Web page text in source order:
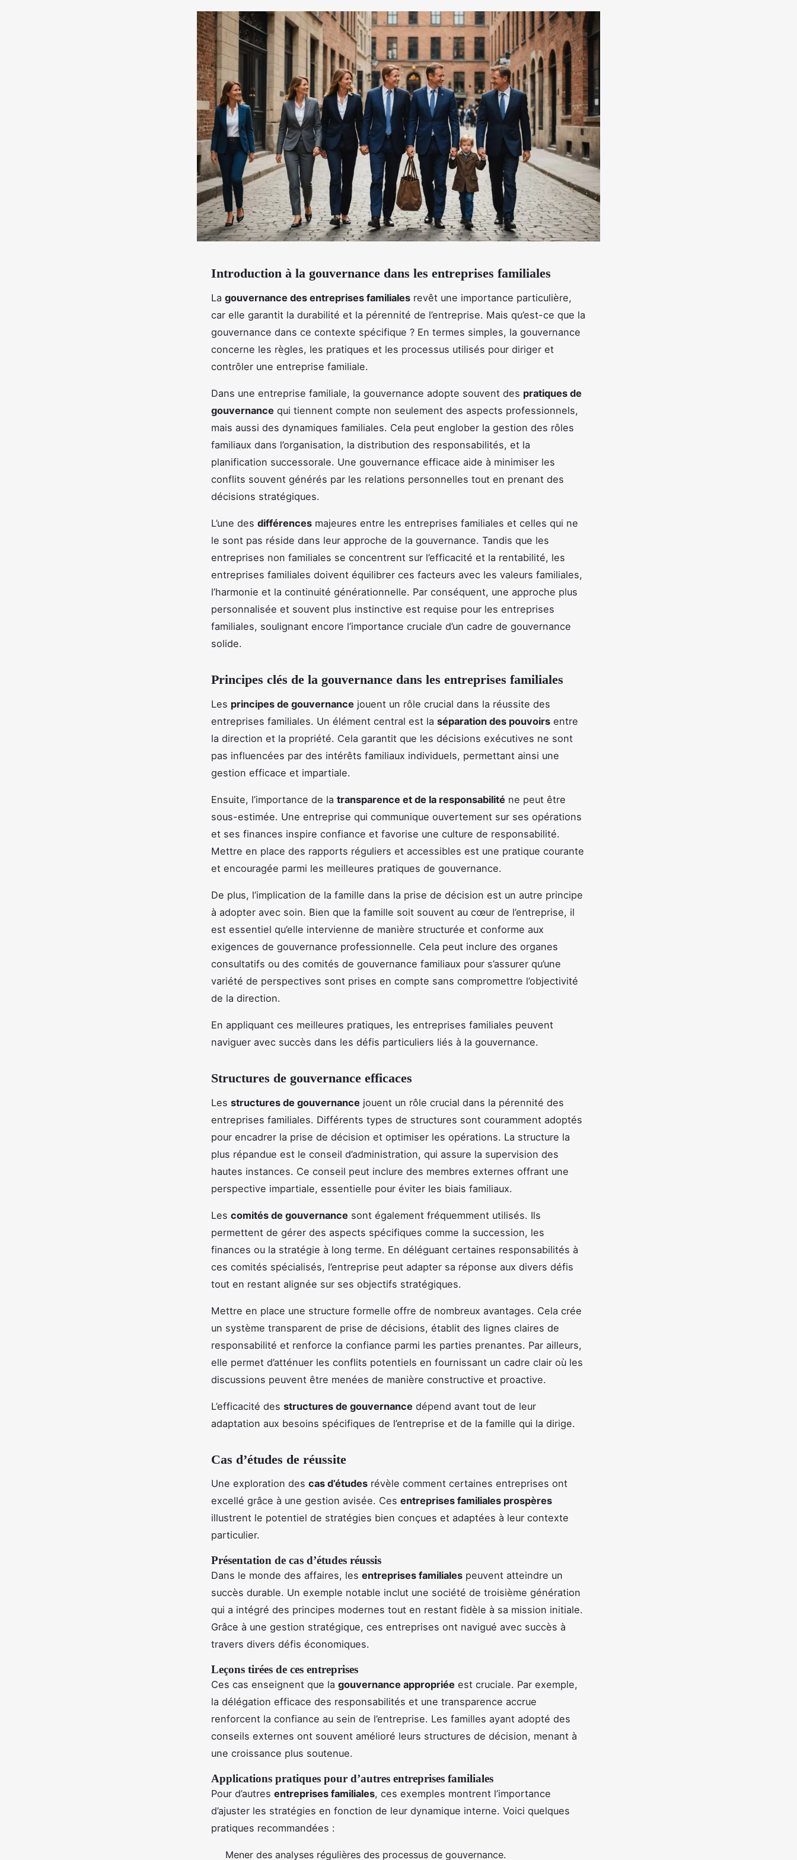
Introduction à la gouvernance dans les entreprises familiales
La gouvernance des entreprises familiales revêt une importance particulière,
car elle garantit la durabilité et la pérennité de l’entreprise. Mais qu’est-ce que la
gouvernance dans ce contexte spécifique ? En termes simples, la gouvernance
concerne les règles, les pratiques et les processus utilisés pour diriger et
contrôler une entreprise familiale.
Dans une entreprise familiale, la gouvernance adopte souvent des pratiques de
gouvernance qui tiennent compte non seulement des aspects professionnels,
mais aussi des dynamiques familiales. Cela peut englober la gestion des rôles
familiaux dans l’organisation, la distribution des responsabilités, et la
planification successorale. Une gouvernance efficace aide à minimiser les
conflits souvent générés par les relations personnelles tout en prenant des
décisions stratégiques.
L’une des différences majeures entre les entreprises familiales et celles qui ne
le sont pas réside dans leur approche de la gouvernance. Tandis que les
entreprises non familiales se concentrent sur l’efficacité et la rentabilité, les
entreprises familiales doivent équilibrer ces facteurs avec les valeurs familiales,
l’harmonie et la continuité générationnelle. Par conséquent, une approche plus
personnalisée et souvent plus instinctive est requise pour les entreprises
familiales, soulignant encore l’importance cruciale d’un cadre de gouvernance
solide.
Principes clés de la gouvernance dans les entreprises familiales
Les principes de gouvernance jouent un rôle crucial dans la réussite des
entreprises familiales. Un élément central est la séparation des pouvoirs entre
la direction et la propriété. Cela garantit que les décisions exécutives ne sont
pas influencées par des intérêts familiaux individuels, permettant ainsi une
gestion efficace et impartiale.
Ensuite, l’importance de la transparence et de la responsabilité ne peut être
sous-estimée. Une entreprise qui communique ouvertement sur ses opérations
et ses finances inspire confiance et favorise une culture de responsabilité.
Mettre en place des rapports réguliers et accessibles est une pratique courante
et encouragée parmi les meilleures pratiques de gouvernance.
De plus, l’implication de la famille dans la prise de décision est un autre principe
à adopter avec soin. Bien que la famille soit souvent au cœur de l’entreprise, il
est essentiel qu’elle intervienne de manière structurée et conforme aux
exigences de gouvernance professionnelle. Cela peut inclure des organes
consultatifs ou des comités de gouvernance familiaux pour s’assurer qu’une
variété de perspectives sont prises en compte sans compromettre l’objectivité
de la direction.
En appliquant ces meilleures pratiques, les entreprises familiales peuvent
naviguer avec succès dans les défis particuliers liés à la gouvernance.
Structures de gouvernance efficaces
Les structures de gouvernance jouent un rôle crucial dans la pérennité des
entreprises familiales. Différents types de structures sont couramment adoptés
pour encadrer la prise de décision et optimiser les opérations. La structure la
plus répandue est le conseil d’administration, qui assure la supervision des
hautes instances. Ce conseil peut inclure des membres externes offrant une
perspective impartiale, essentielle pour éviter les biais familiaux.
Les comités de gouvernance sont également fréquemment utilisés. Ils
permettent de gérer des aspects spécifiques comme la succession, les
finances ou la stratégie à long terme. En déléguant certaines responsabilités à
ces comités spécialisés, l’entreprise peut adapter sa réponse aux divers défis
tout en restant alignée sur ses objectifs stratégiques.
Mettre en place une structure formelle offre de nombreux avantages. Cela crée
un système transparent de prise de décisions, établit des lignes claires de
responsabilité et renforce la confiance parmi les parties prenantes. Par ailleurs,
elle permet d’atténuer les conflits potentiels en fournissant un cadre clair où les
discussions peuvent être menées de manière constructive et proactive.
L’efficacité des structures de gouvernance dépend avant tout de leur
adaptation aux besoins spécifiques de l’entreprise et de la famille qui la dirige.
Cas d’études de réussite
Une exploration des cas d’études révèle comment certaines entreprises ont
excellé grâce à une gestion avisée. Ces entreprises familiales prospères
illustrent le potentiel de stratégies bien conçues et adaptées à leur contexte
particulier.
Présentation de cas d’études réussis
Dans le monde des affaires, les entreprises familiales peuvent atteindre un
succès durable. Un exemple notable inclut une société de troisième génération
qui a intégré des principes modernes tout en restant fidèle à sa mission initiale.
Grâce à une gestion stratégique, ces entreprises ont navigué avec succès à
travers divers défis économiques.
Leçons tirées de ces entreprises
Ces cas enseignent que la gouvernance appropriée est cruciale. Par exemple,
la délégation efficace des responsabilités et une transparence accrue
renforcent la confiance au sein de l’entreprise. Les familles ayant adopté des
conseils externes ont souvent amélioré leurs structures de décision, menant à
une croissance plus soutenue.
Applications pratiques pour d’autres entreprises familiales
Pour d’autres entreprises familiales, ces exemples montrent l’importance
d’ajuster les stratégies en fonction de leur dynamique interne. Voici quelques
pratiques recommandées :
Mener des analyses régulières des processus de gouvernance.